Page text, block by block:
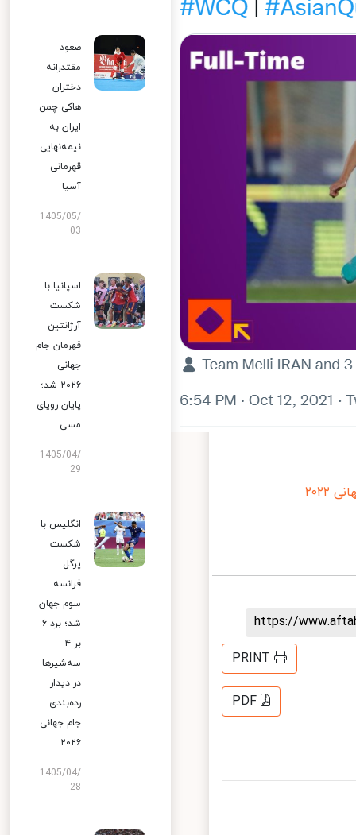
https://
PRINT
PDF
صعود
مقتدرانه
دختران
هاکی چمن
ایران به
نیمه‌نهایی
قهرمانی
آسیا
1405/05/
03
اسپانیا با
شکست
آرژانتین
قهرمان جام
جهانی
۲۰۲۶ شد؛
پایان رویای
مسی
1405/04/
29
انگلیس با
شکست
پرگل
فرانسه
سوم جهان
شد؛ برد ۶
بر ۴
سه‌شیرها
در دیدار
رده‌بندی
جام جهانی
۲۰۲۶
1405/04/
28